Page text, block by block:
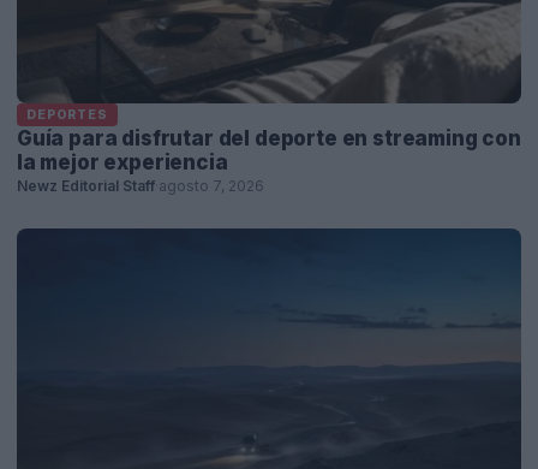
DEPORTES
Guía para disfrutar del deporte en streaming con
la mejor experiencia
Newz Editorial Staff agosto 7, 2026